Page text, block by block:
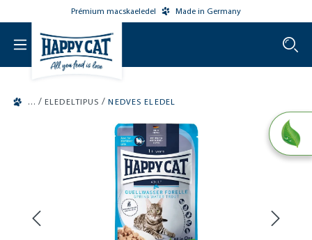
Prémium macskaeledel Made in Germany
/ ELEDELTIPUS / NEDVES ELEDEL